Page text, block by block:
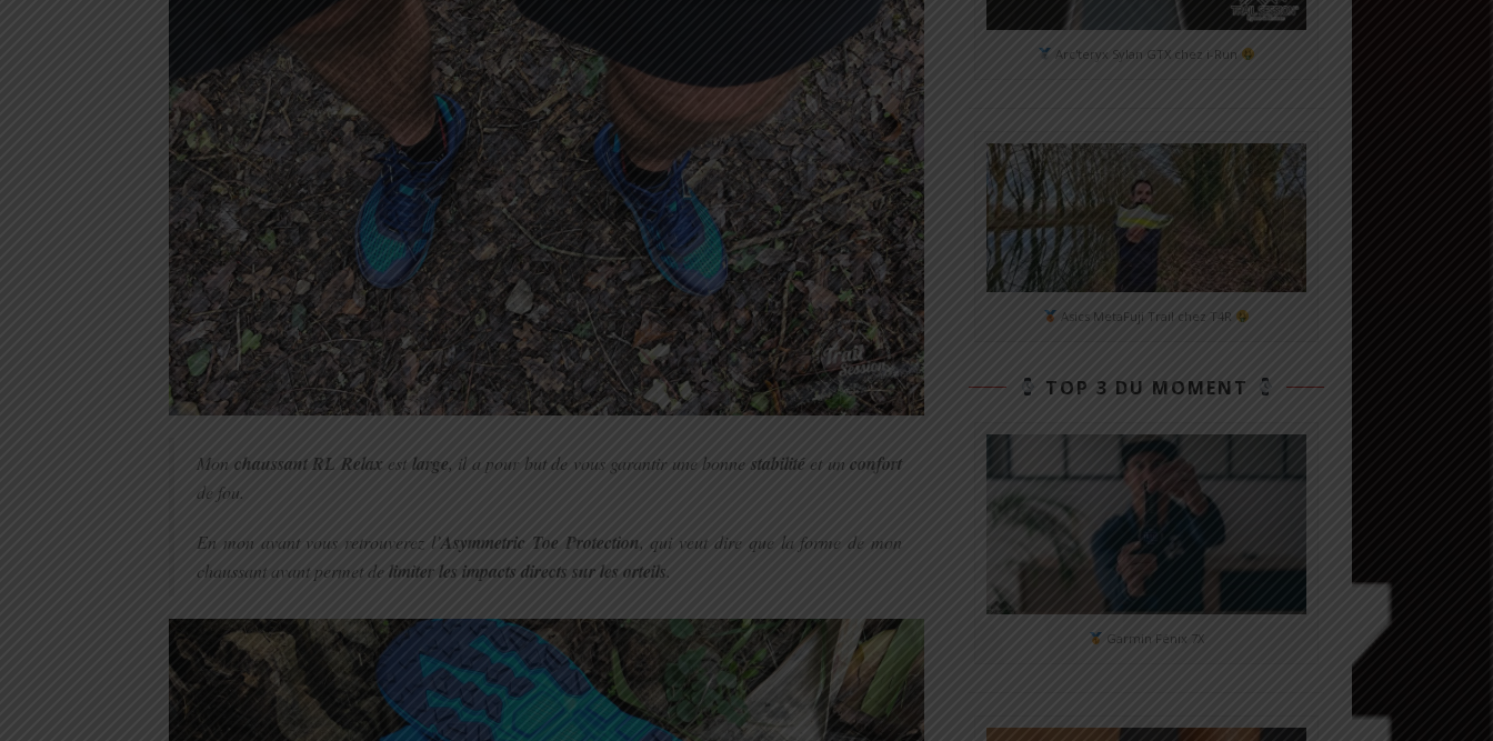
Mon chaussant RL Relax est large, il a pour but de vous garantir une bonne stabilitéet un confort
de fou.
En mon avant vous retrouverez l’Asymmetric Toe Protection, qui veut dire que la forme de mon
chaussant avant permet delimiter les impacts directs sur les orteils.
Arc'teryx Sylan GTX chez i-Run
Asics MetaFuji Trail chez T4R
TOP 3 DU MOMENT
Garmin Fénix 7X